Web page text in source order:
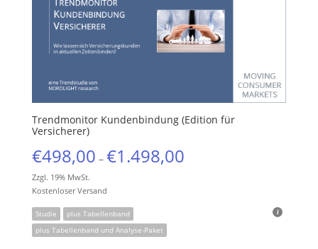
Trendmonitor Kundenbindung (Edition für
Versicherer)
€498,00 – €1.498,00
Zzgl. 19% MwSt.
Kostenloser Versand
Studie
plus Tabellenband
plus Tabellenband und Analyse-Paket